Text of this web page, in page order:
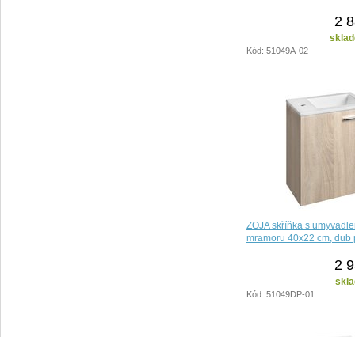
2
Kód: 51049A-02
ZOJA skříňka s
mramoru 40x22 cm, dub
2
Kód: 51049DP-01